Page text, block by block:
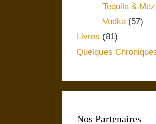
Tequila &
Vodka (57)
Livres (81)
Quelques
Nos Partenaires